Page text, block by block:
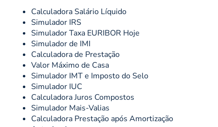
Calculadora Salário Líquido
Simulador IRS
Simulador Taxa EURIBOR Hoje
Simulador de IMI
Calculadora de Prestação
Valor Máximo de Casa
Simulador IMT e Imposto do Selo
Simulador IUC
Calculadora Juros Compostos
Simulador Mais-Valias
Calculadora Prestação após Amortização